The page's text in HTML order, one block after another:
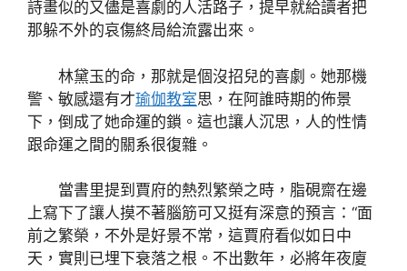
詩畫似的又儘是喜劇的人活路子，提早就給讀者把
那躲不外的哀傷終局給流露出來。
林黛玉的命，那就是個沒招兒的喜劇。她那機
警、敏感還有才瑜伽教室思，在阿誰時期的佈景
下，倒成了她命運的鎖。這也讓人沉思，人的性情
跟命運之間的關系很復雜。
當書里提到賈府的熱烈繁榮之時，脂硯齋在邊
上寫下了讓人摸不著腦筋可又挺有深意的預言：“面
前之繁榮，不外是好景不常，這賈府看似如日中
天，實則已埋下衰落之根。不出數年，必將年夜廈